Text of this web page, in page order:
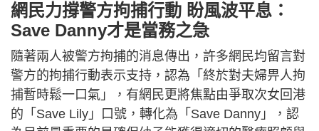
網民力撐警方拘捕行動 盼風波平息：
Save Danny才是當務之急
隨著兩人被警方拘捕的消息傳出，許多網民均留言對
警方的拘捕行動表示支持，認為「終於對夫婦畀人拘
捕暫時鬆一口氣」，有網民更將焦點由爭取次女回港
的「Save Lily」口號，轉化為「Save Danny」，認